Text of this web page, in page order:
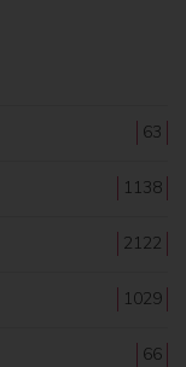
63
1138
2122
1029
66